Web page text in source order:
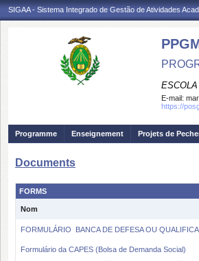
SIGAA - Sistema Integrado de Gestão de Atividades
E-mail:
https://
Programme Enseignement Projets de
Documents
FORMS
Nom
FORMULÁRIO  BANCA DE DEFESA OU
Formulário da CAPES (Bolsa de Demanda Social)